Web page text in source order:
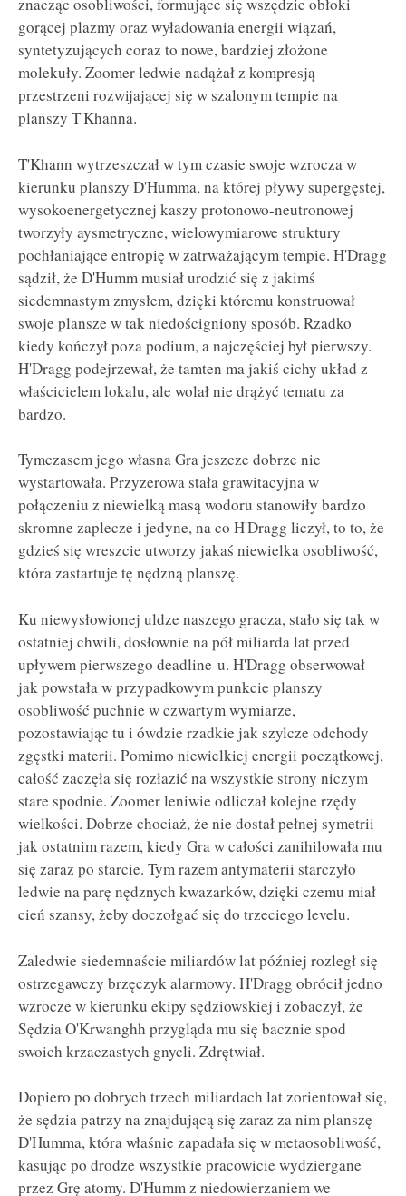
gorącej plazmy oraz wyładowania energii wiązań,
syntetyzujących coraz to nowe, bardziej złożone
molekuły. Zoomer ledwie nadążał z kompresją
przestrzeni rozwijającej się w szalonym tempie na
planszy T'Khanna.
T'Khann wytrzeszczał w tym czasie swoje wzrocza w
kierunku planszy D'Humma, na której pływy supergęstej,
wysokoenergetycznej kaszy protonowo-neutronowej
tworzyły aysmetryczne, wielowymiarowe struktury
pochłaniające entropię w zatrważającym tempie. H'Dragg
sądził, że D'Humm musiał urodzić się z jakimś
siedemnastym zmysłem, dzięki któremu konstruował
swoje plansze w tak niedościgniony sposób. Rzadko
kiedy kończył poza podium, a najczęściej był pierwszy.
H'Dragg podejrzewał, że tamten ma jakiś cichy układ z
właścicielem lokalu, ale wolał nie drążyć tematu za
bardzo.
Tymczasem jego własna Gra jeszcze dobrze nie
wystartowała. Przyzerowa stała grawitacyjna w
połączeniu z niewielką masą wodoru stanowiły bardzo
skromne zaplecze i jedyne, na co H'Dragg liczył, to to, że
gdzieś się wreszcie utworzy jakaś niewielka osobliwość,
która zastartuje tę nędzną planszę.
Ku niewysłowionej uldze naszego gracza, stało się tak w
ostatniej chwili, dosłownie na pół miliarda lat przed
upływem pierwszego deadline-u. H'Dragg obserwował
jak powstała w przypadkowym punkcie planszy
osobliwość puchnie w czwartym wymiarze,
pozostawiając tu i ówdzie rzadkie jak szylcze odchody
zgęstki materii. Pomimo niewielkiej energii początkowej,
całość zaczęła się rozłazić na wszystkie strony niczym
stare spodnie. Zoomer leniwie odliczał kolejne rzędy
wielkości. Dobrze chociaż, że nie dostał pełnej symetrii
jak ostatnim razem, kiedy Gra w całości zanihilowała mu
się zaraz po starcie. Tym razem antymaterii starczyło
ledwie na parę nędznych kwazarków, dzięki czemu miał
cień szansy, żeby doczołgać się do trzeciego levelu.
Zaledwie siedemnaście miliardów lat później rozległ się
ostrzegawczy brzęczyk alarmowy. H'Dragg obrócił jedno
wzrocze w kierunku ekipy sędziowskiej i zobaczył, że
Sędzia O'Krwanghh przygląda mu się bacznie spod
swoich krzaczastych gnycli. Zdrętwiał.
Dopiero po dobrych trzech miliardach lat zorientował się,
że sędzia patrzy na znajdującą się zaraz za nim planszę
D'Humma, która właśnie zapadała się w metaosobliwość,
kasując po drodze wszystkie pracowicie wydziergane
przez Grę atomy. D'Humm z niedowierzaniem we